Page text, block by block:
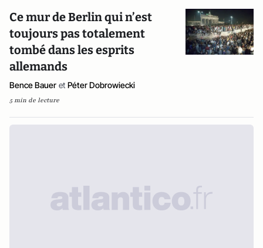
Ce mur de Berlin qui n’est
toujours pas totalement
tombé dans les esprits
allemands
Bence Bauer et Péter Dobrowiecki
5 min de lecture